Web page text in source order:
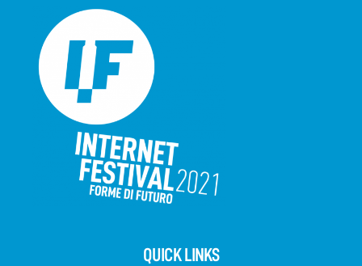
QUICK LINKS